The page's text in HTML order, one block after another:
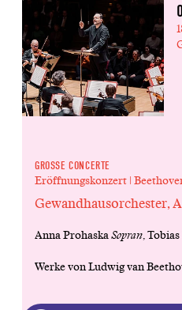
GROSSE CONCERTE
Eröffnungskonzert |
Gewandhausorchester,
Anna ProhaskaSopran,
Werke von Ludwig van